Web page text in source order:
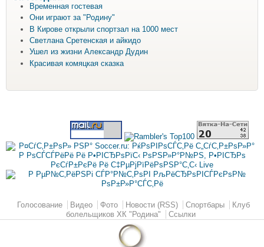
Временная гостевая
Они играют за "Родину"
В Кирове открыли спортзал на 1000 мест
Светлана Сретенская и айкидо
Ушел из жизни Александр Дудин
Красивая комяцкая сказка
Главное меню
Голосование Видео Фото Новости (RSS) Спортбары
Клуб
болельщиков ХК "Родина"
Ссылки